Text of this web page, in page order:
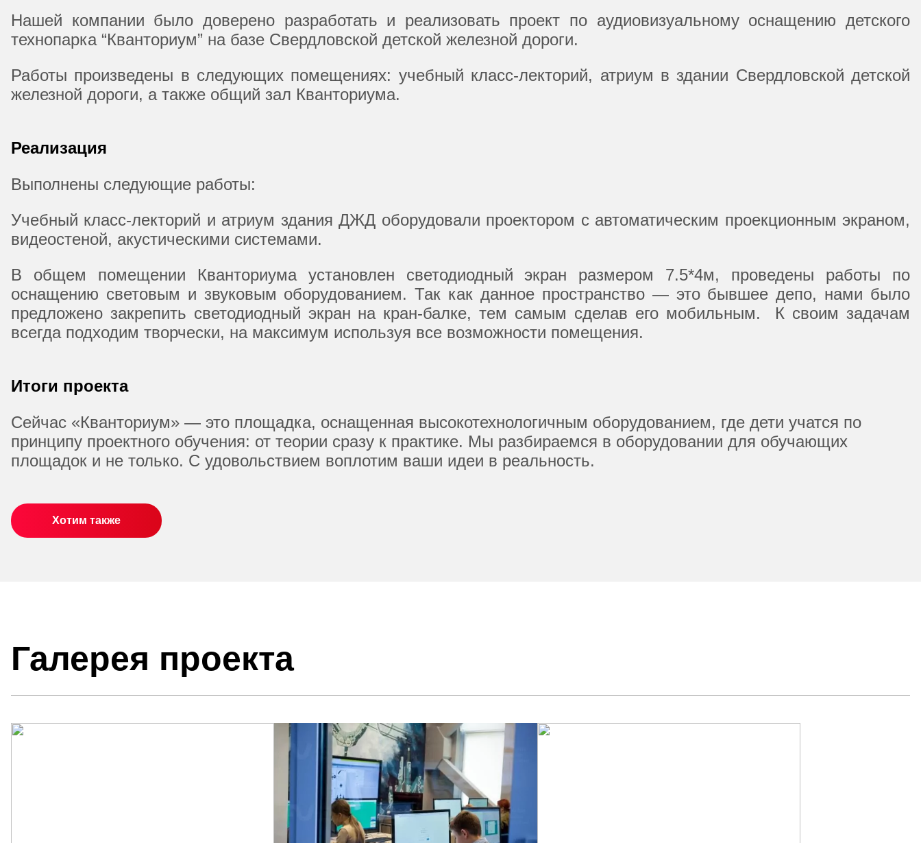
Нашей компании было доверено разработать и реализовать проект по аудиовизуальному оснащению детского
технопарка “Кванториум” на базе Свердловской детской железной дороги.
Работы произведены в следующих помещениях: учебный класс-лекторий, атриум в здании Свердловской детской
железной дороги, а также общий зал Кванториума.
Реализация
Выполнены следующие работы:
Учебный класс-лекторий и атриум здания ДЖД оборудовали проектором с автоматическим проекционным экраном,
видеостеной, акустическими системами.
В общем помещении Кванториума установлен светодиодный экран размером 7.5*4м, проведены работы по
оснащению световым и звуковым оборудованием. Так как данное пространство — это бывшее депо, нами было
предложено закрепить светодиодный экран на кран-балке, тем самым сделав его мобильным. К своим задачам
всегда подходим творчески, на максимум используя все возможности помещения.
Итоги проекта
Сейчас «Кванториум» — это площадка, оснащенная высокотехнологичным оборудованием, где дети учатся по
принципу проектного обучения: от теории сразу к практике. Мы разбираемся в оборудовании для обучающих
площадок и не только. С удовольствием воплотим ваши идеи в реальность.
Хотим также
Галерея проекта